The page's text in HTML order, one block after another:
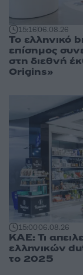
15:1606.08.26
Το ελληνικό
επίσημος
στη διεθνή
Origins»
15:0006.08.26
ΚΑΕ: Τι
ελληνικών
το 2025